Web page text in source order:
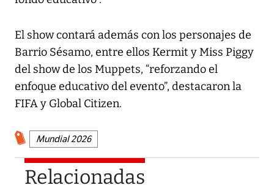
El show contará además con los personajes de
Barrio Sésamo, entre ellos Kermit y Miss Piggy
del show de los Muppets, “reforzando el
enfoque educativo del evento”, destacaron la
FIFA y Global Citizen.
Mundial 2026
Relacionadas